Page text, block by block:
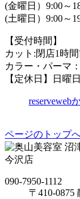
(金曜日）9:00～
(土曜日）9:00～
【受付時間】
カット:閉店1時
カラー・パーマ
【定休日】日曜
reserveweb
ページのトップ
沼
今沢店
090-7950-1112
〒410-0875